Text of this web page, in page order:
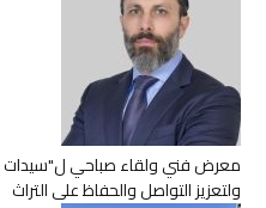
معرض فني ولقاء صباحي ل"سيدات
ولتعزيز التواصل والحفاظ على التراث